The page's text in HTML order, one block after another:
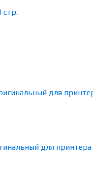
для принтера